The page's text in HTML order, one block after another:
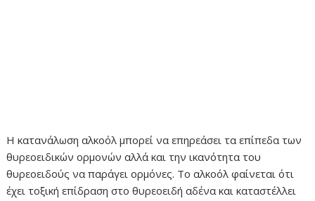
Η κατανάλωση αλκοόλ μπορεί να επηρεάσει τα επίπεδα των
θυρεοειδικών ορμονών αλλά και την ικανότητα του
θυρεοειδούς να παράγει ορμόνες. Το αλκοόλ φαίνεται ότι
έχει τοξική επίδραση στο θυρεοειδή αδένα και καταστέλλει